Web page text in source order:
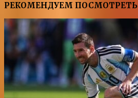
РЕКОМЕНДУЕМ ПОСМОТРЕТЬ